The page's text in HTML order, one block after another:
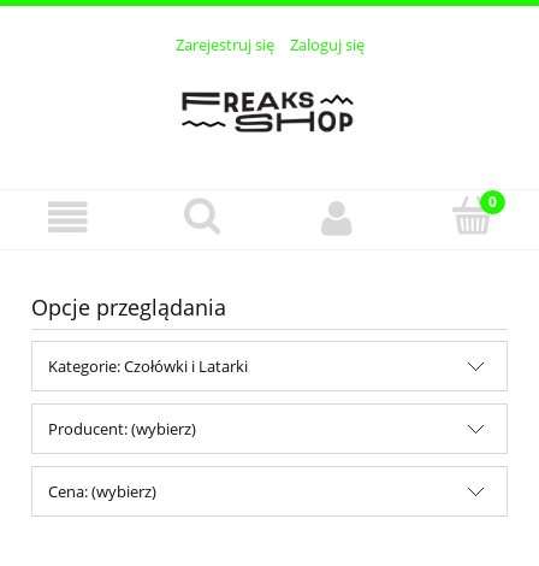
Zarejestruj się Zaloguj się
Opcje przeglądania
Kategorie: Czołówki i Latarki
Producent: (wybierz)
Cena: (wybierz)